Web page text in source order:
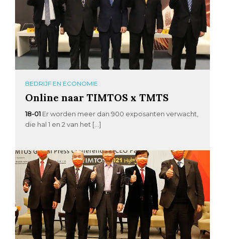
BEDRIJF EN ECONOMIE
Online naar TIMTOS x TMTS
18-01 Er worden meer dan 900 exposanten verwacht,
die hal 1 en 2 van het […]